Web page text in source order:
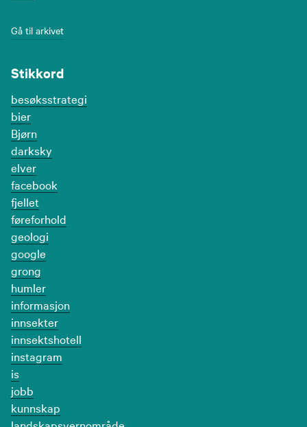
Gå til arkivet
Stikkord
besøksstrategi
bier
Bjørn
darksky
elver
facebook
fjellet
føreforhold
geologi
google
grong
humler
informasjon
innsekter
innsektshotell
instagram
is
jobb
kunnskap